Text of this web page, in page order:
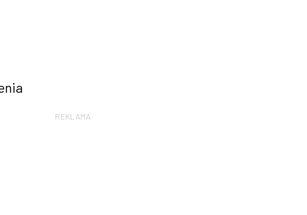
REKLAMA